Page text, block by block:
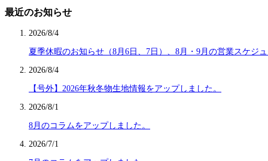
最近のお知らせ
2026/8/4
夏季休暇のお知らせ（8月6日、7日）、8月・9月の営業スケジ
2026/8/4
【号外】2026年秋冬物生地情報をアップしました。
2026/8/1
8月のコラムをアップしました。
2026/7/1